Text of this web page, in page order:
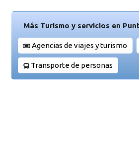
Más Turismo y servicios en
Agencias de viajes y turismo
Transporte de personas